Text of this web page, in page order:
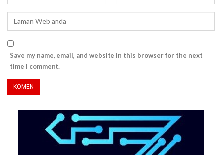
Save my name, email, and website in this browser for the next
time I comment.